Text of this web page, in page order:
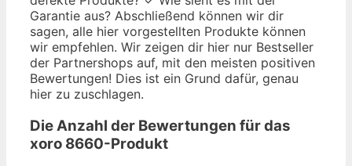
Garantie aus? Abschließend können wir dir
sagen, alle hier vorgestellten Produkte können
wir empfehlen. Wir zeigen dir hier nur Bestseller
der Partnershops auf, mit den meisten positiven
Bewertungen! Dies ist ein Grund dafür, genau
hier zu zuschlagen.
Die Anzahl der Bewertungen für das
xoro 8660-Produkt